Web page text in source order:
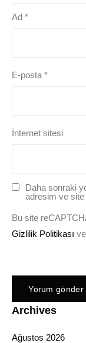
Ad *
E-posta *
İnternet sitesi
Daha sonraki
adresim ve site
Bu site
Gizlilik Politikası ve
Archives
Ağustos 2026